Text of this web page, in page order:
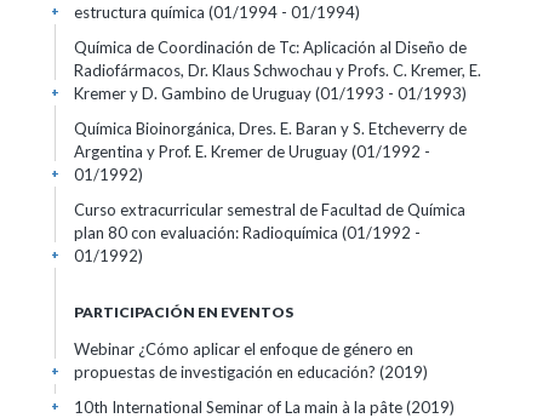
estructura química (01/1994 - 01/1994)
+
Química de Coordinación de Tc: Aplicación al Diseño de
Radiofármacos, Dr. Klaus Schwochau y Profs. C. Kremer, E.
Kremer y D. Gambino de Uruguay(01/1993 - 01/1993)
+
Química Bioinorgánica, Dres. E. Baran y S. Etcheverry de
Argentina y Prof. E. Kremer de Uruguay(01/1992 -
01/1992)
+
Curso extracurricular semestral de Facultad de Química
plan 80 con evaluación: Radioquímica (01/1992 -
01/1992)
+
PARTICIPACIÓN EN EVENTOS
Webinar ¿Cómo aplicar el enfoque de género en
propuestas de investigación en educación? (2019)
+
10th International Seminar of La main à la pâte(2019)
+